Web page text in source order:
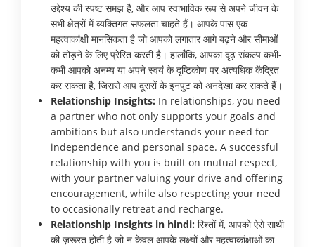
उद्देश्य की स्पष्ट समझ है, और आप स्वाभाविक रूप से अपने जीवन के
सभी क्षेत्रों में व्यक्तिगत सफलता चाहते हैं। आपके पास एक
महत्वाकांक्षी मानसिकता है जो आपको लगातार आगे बढ़ने और सीमाओं
को तोड़ने के लिए प्रेरित करती है। हालाँकि, आपका दृढ़ संकल्प कभी-
कभी आपको अनम्य या अपने स्वयं के दृष्टिकोण पर अत्यधिक केंद्रित
कर सकता है, जिससे आप दूसरों के इनपुट को अनदेखा कर सकते हैं।
Relationship Insights: In relationships, you need
a partner who not only supports your goals and
ambitions but also understands your need for
independence and personal space. A successful
relationship with you is built on mutual respect,
with your partner valuing your drive and offering
encouragement, while also respecting your need
to occasionally retreat and recharge.
Relationship Insights in hindi: रिश्तों में, आपको ऐसे साथी
की ज़रूरत होती है जो न केवल आपके लक्ष्यों और महत्वाकांक्षाओं का